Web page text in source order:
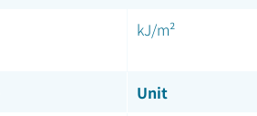
kJ/m²
Unit